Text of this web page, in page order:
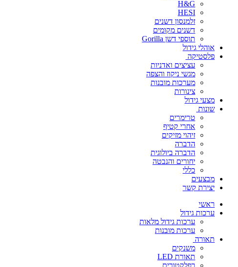
H&G
HESI
זלמנסון דשנים
דשנים מקומים
תוספי דשן Gorilla
אוהלי גידול
פלסטיקה
עציצים ואדניות
מגשי ניקוז והצפה
מערכות מובנות
צינורות
מצעי גידול
שונות
טרימרים
אחרי קטיף
זיהוי מזיקים
הדברה
הדברה ביולוגית
יחורים והנבטה
כללי
מבצעים
יצירת קשר
ראשי
ערכות גידול
ערכות גידול מלאות
ערכות מובנות
תאורה
משנקים
תאורת LED
רפלקטורים